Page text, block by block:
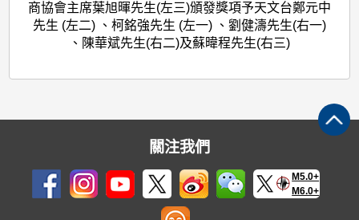
商協會主席葉旭暉先生(左三)頒發獎項予天文台鄭元中
先生 (左二) 、柯銘強先生 (左一) 、劉健濤先生(右一)
、陳華斌先生(右二)及蘇暐程先生(右三)
關注我們
M5.0+
M6.0+